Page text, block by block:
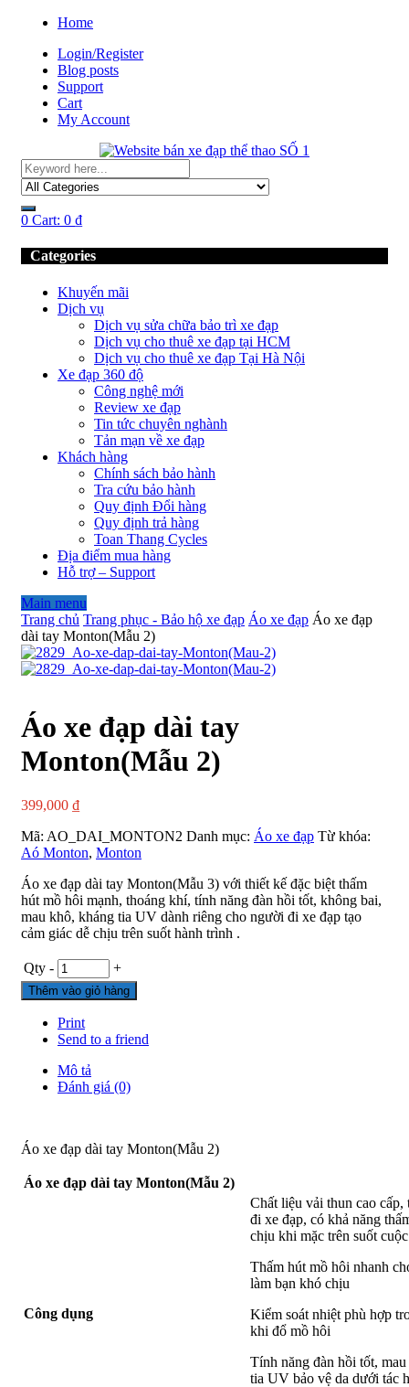
Home
Login/Register
Blog posts
Support
Cart
My Account
0 Cart: 0 ₫
Categories
Khuyến mãi
Dịch vụ
Dịch vụ sửa chữa bảo trì xe đạp
Dịch vụ cho thuê xe đạp tại HCM
Dịch vụ cho thuê xe đạp Tại Hà Nội
Xe đạp 360 độ
Công nghệ mới
Review xe đạp
Tin tức chuyên nghành
Tản mạn về xe đạp
Khách hàng
Chính sách bảo hành
Tra cứu bảo hành
Quy định Đổi hàng
Quy định trả hàng
Toan Thang Cycles
Địa điểm mua hàng
Hỗ trợ – Support
Main menu
Trang chủ Trang phục - Bảo hộ xe đạp Áo xe đạp Áo xe đạp
dài tay Monton(Mẫu 2)
Áo xe đạp dài tay
Monton(Mẫu 2)
399,000 ₫
Mã: AO_DAI_MONTON2 Danh mục: Áo xe đạp Từ khóa:
Aó Monton, Monton
Áo xe đạp dài tay Monton(Mẫu 3) với thiết kế đặc biệt thấm
hút mồ hôi mạnh, thoáng khí, tính năng đàn hồi tốt, không bai,
mau khô, kháng tia UV dành riêng cho người đi xe đạp tạo
cảm giác dễ chịu trên suốt hành trình .
Qty - +
Thêm vào giỏ hàng
Print
Send to a friend
Mô tả
Đánh giá (0)
Áo xe đạp dài tay Monton(Mẫu 2)
Áo xe đạp dài tay Monton(Mẫu 2)
Công dụng
Chất liệu vải thun cao
đi xe đạp, có khả năng
chịu khi mặc trên suốt
Thấm hút mồ hôi nhanh
làm bạn khó chịu
Kiểm soát nhiệt phù hợp
khi đổ mồ hôi
Tính năng đàn hồi tốt,
tia UV bảo vệ da dưới tác